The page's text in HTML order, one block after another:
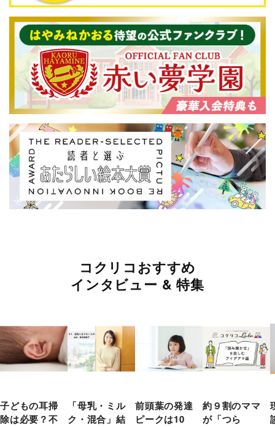
コクリコおすすめ
インタビュー & 特集
子どもの耳掃
除は必要？不
「母乳・ミル
ク・混合」結
前頭葉の発達
ピークは10
約９割のママ
が「つら